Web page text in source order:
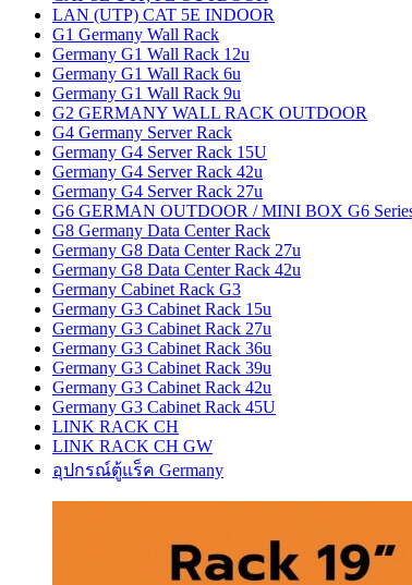
LAN (UTP) CAT 5E INDOOR
G1 Germany Wall Rack
Germany G1 Wall Rack 12u
Germany G1 Wall Rack 6u
Germany G1 Wall Rack 9u
G2 GERMANY WALL RACK OUTDOOR
G4 Germany Server Rack
Germany G4 Server Rack 15U
Germany G4 Server Rack 42u
Germany G4 Server Rack 27u
G6 GERMAN OUTDOOR / MINI BOX G6
G8 Germany Data Center Rack
Germany G8 Data Center Rack 27u
Germany G8 Data Center Rack 42u
Germany Cabinet Rack G3
Germany G3 Cabinet Rack 15u
Germany G3 Cabinet Rack 27u
Germany G3 Cabinet Rack 36u
Germany G3 Cabinet Rack 39u
Germany G3 Cabinet Rack 42u
Germany G3 Cabinet Rack 45U
LINK RACK CH
LINK RACK CH GW
อุปกรณ์ตู้แร็ค Germany